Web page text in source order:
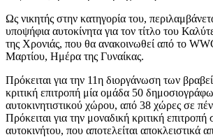
Ως νικητής στην κατηγορία του,
υποψήφια αυτοκίνητα για τον τίτλο του
της Χρονιάς, που θα ανακοινωθεί από το
Μαρτίου, Ημέρα της Γυναίκας.
Πρόκειται για την 11η διοργάνωση των
κριτική επιτροπή μία ομάδα 50
αυτοκινητιστικού χώρου, από 38 χώρες σε
Πρόκειται για την μοναδική κριτική
αυτοκινήτου, που αποτελείται αποκλειστικά